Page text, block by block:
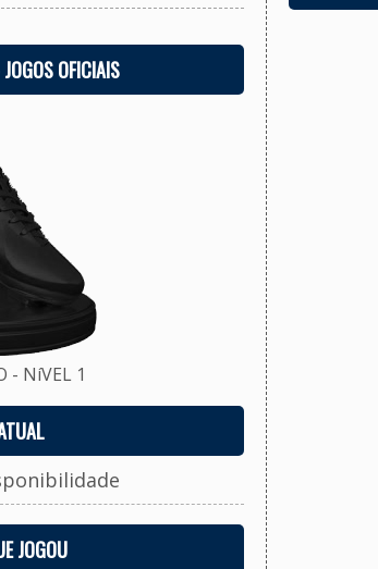
OFICIAIS
- NíVEL 1
JOGOU